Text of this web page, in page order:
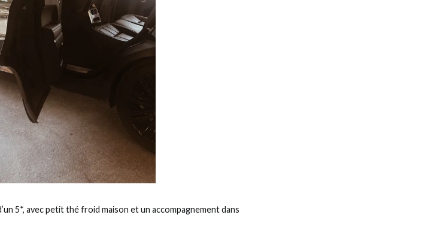
5*, avec petit thé froid maison et un accompagnement dans